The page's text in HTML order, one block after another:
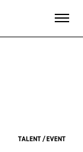
TALENT EVENT